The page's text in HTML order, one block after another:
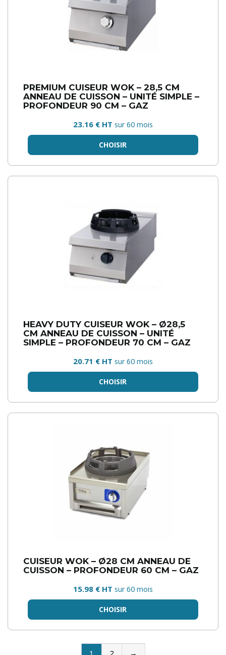
PREMIUM CUISEUR WOK – 28,5 CM
ANNEAU DE CUISSON – UNITÉ SIMPLE –
PROFONDEUR 90 CM – GAZ
23.16 € HT sur 60 mois
CHOISIR
HEAVY DUTY CUISEUR WOK – Ø28,5
CM ANNEAU DE CUISSON – UNITÉ
SIMPLE – PROFONDEUR 70 CM – GAZ
20.71 € HT sur 60 mois
CHOISIR
CUISEUR WOK – Ø28 CM ANNEAU DE
CUISSON – PROFONDEUR 60 CM – GAZ
15.98 € HT sur 60 mois
CHOISIR